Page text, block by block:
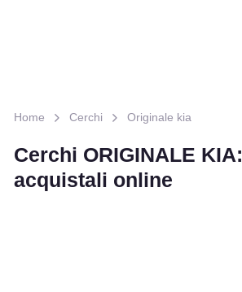
Home Cerchi Originale kia
Cerchi ORIGINALE KIA:
acquistali online